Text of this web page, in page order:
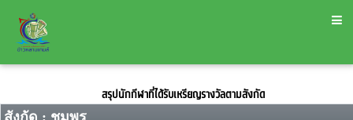
สรุปนักกีฬาที่ได้รับเหรียญรางวัลตามสังกัด
สังกัด : ชุมพร